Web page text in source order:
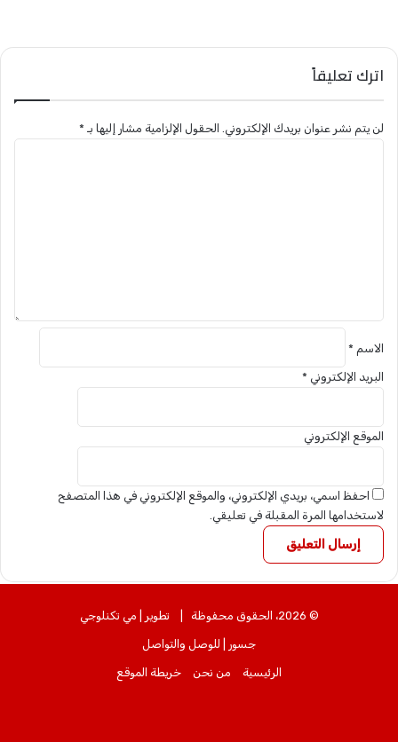
اترك تعليقاً
لن يتم نشر عنوان بريدك الإلكتروني. الحقول الإلزامية مشار إليها بـ *
الاسم *
البريد الإلكتروني *
الموقع الإلكتروني
احفظ اسمي، بريدي الإلكتروني، والموقع الإلكتروني في هذا المتصفح
لاستخدامها المرة المقبلة في تعليقي.
© 2026، الحقوق محفوظة | تطوير | مي تكنلوجي
جسور | للوصل والتواصل
الرئيسية من نحن خريطة الموقع